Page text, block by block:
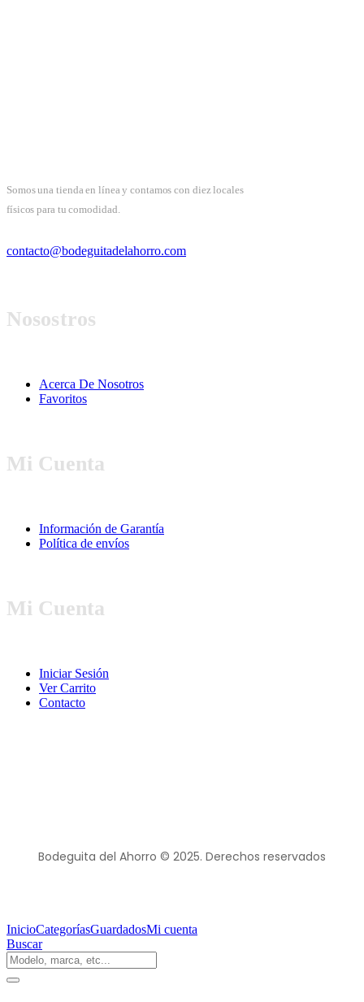
Somos una tienda en línea y contamos con diez locales
físicos para tu comodidad.
contacto@bodeguitadelahorro.com
Nosostros
Acerca De Nosotros
Favoritos
Mi Cuenta
Información de Garantía
Política de envíos
Mi Cuenta
Iniciar Sesión
Ver Carrito
Contacto
Bodeguita del Ahorro © 2025. Derechos reservados
InicioCategoríasGuardadosMi cuenta
Buscar